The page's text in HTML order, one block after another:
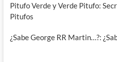
Pitufo Verde y Verde Pitufo:
Pitufos
¿Sabe George RR Martin…?: